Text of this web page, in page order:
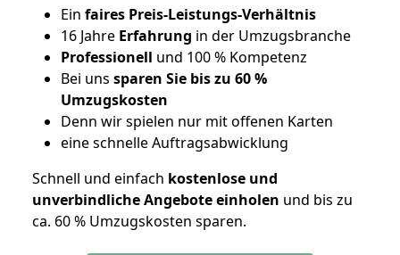
Ein faires Preis-Leistungs-Verhältnis
16 Jahre Erfahrung in der Umzugsbranche
Professionell und 100 % Kompetenz
Bei uns sparen Sie bis zu 60 %
Umzugskosten
Denn wir spielen nur mit offenen Karten
eine schnelle Auftragsabwicklung
Schnell und einfach kostenlose und
unverbindliche Angebote einholen und bis zu
ca. 60 % Umzugskosten sparen.